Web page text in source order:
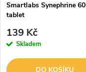
Smartlabs Synephrine 60
tablet
139 Kč
Skladem
DO KOŠÍKU